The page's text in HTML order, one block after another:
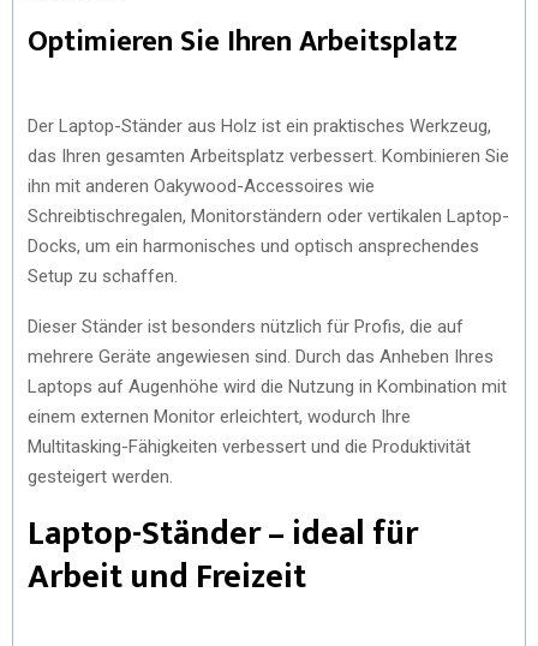
Optimieren Sie Ihren Arbeitsplatz
Der Laptop-Ständer aus Holz ist ein praktisches Werkzeug,
das Ihren gesamten Arbeitsplatz verbessert. Kombinieren Sie
ihn mit anderen Oakywood-Accessoires wie
Schreibtischregalen, Monitorständern oder vertikalen Laptop-
Docks, um ein harmonisches und optisch ansprechendes
Setup zu schaffen.
Dieser Ständer ist besonders nützlich für Profis, die auf
mehrere Geräte angewiesen sind. Durch das Anheben Ihres
Laptops auf Augenhöhe wird die Nutzung in Kombination mit
einem externen Monitor erleichtert, wodurch Ihre
Multitasking-Fähigkeiten verbessert und die Produktivität
gesteigert werden.
Laptop-Ständer – ideal für
Arbeit und Freizeit